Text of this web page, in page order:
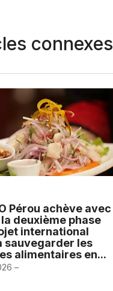
connexes
Pérou achève avec
deuxième phase
international
sauvegarder les
alimentaires en...
–